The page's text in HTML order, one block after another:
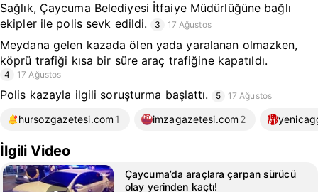
Sağlık, Çaycuma Belediyesi İtfaiye Müdürlüğüne bağlı
ekipler ile polis sevk edildi.
3 17 Ağustos
Meydana gelen kazada ölen yada yaralanan olmazken,
köprü trafiği kısa bir süre araç trafiğine kapatıldı.
4 17 Ağustos
Polis kazayla ilgili soruşturma başlattı. 5 17 Ağustos
hursozgazetesi.com 1 imzagazetesi.com 2
İlgili Video
Çaycuma’da araçlara çarpan sürücü
olay yerinden kaçtı!